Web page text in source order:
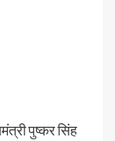
पुष्कर सिंह